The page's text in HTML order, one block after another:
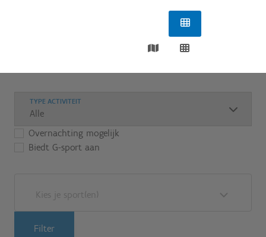
TYPE ACTIVITEIT
Overnachting mogelijk
Biedt G-sport aan
Kies je sport(en)
Filter